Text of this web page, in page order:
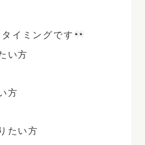
タイミングです
い方
方
たい方